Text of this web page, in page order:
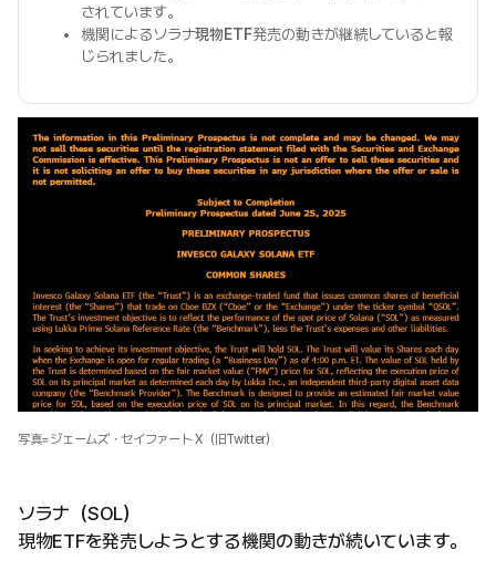
されています。
機関によるソラナ現物ETF発売の動きが継続していると報
じられました。
写真=ジェームズ・セイファート X（旧Twitter）
ソラナ（SOL）
現物ETFを発売しようとする機関の動きが続いています。